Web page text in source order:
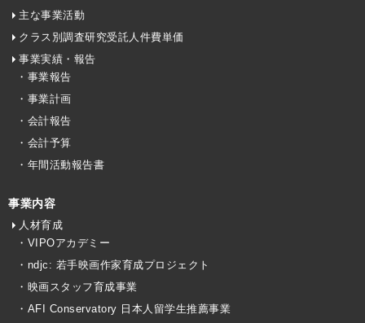
主な事業活動
クラス別調査研究受託人件費単価
事業実績・報告
・事業報告
・事業計画
・会計報告
・会計予算
・年間活動報告書
事業内容
人材育成
・VIPOアカデミー
・ndjc: 若手映画作家育成プロジェクト
・映画スタッフ育成事業
・AFI Conservatory 日本人留学生推薦事業